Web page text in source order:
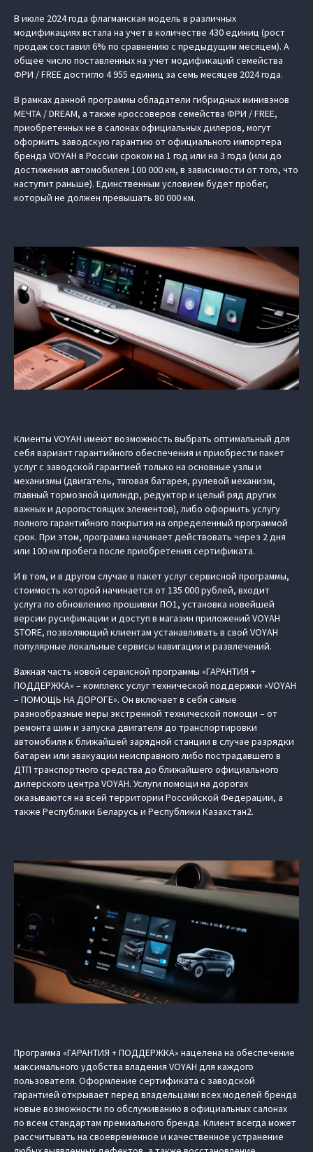
В июле 2024 года флагманская модель в различных
модификациях встала на учет в количестве 430 единиц (рост
продаж составил 6% по сравнению с предыдущим месяцем). А
общее число поставленных на учет модификаций семейства
ФРИ / FREE достигло 4 955 единиц за семь месяцев 2024 года.
В рамках данной программы обладатели гибридных минивэнов
МЕЧТА / DREAM, а также кроссоверов семейства ФРИ / FREE,
приобретенных не в салонах официальных дилеров, могут
оформить заводскую гарантию от официального импортера
бренда VOYAH в России сроком на 1 год или на 3 года (или до
достижения автомобилем 100 000 км, в зависимости от того, что
наступит раньше). Единственным условием будет пробег,
который не должен превышать 80 000 км.
Клиенты VOYAH имеют возможность выбрать оптимальный для
себя вариант гарантийного обеспечения и приобрести пакет
услуг с заводской гарантией только на основные узлы и
механизмы (двигатель, тяговая батарея, рулевой механизм,
главный тормозной цилиндр, редуктор и целый ряд других
важных и дорогостоящих элементов), либо оформить услугу
полного гарантийного покрытия на определенный программой
срок. При этом, программа начинает действовать через 2 дня
или 100 км пробега после приобретения сертификата.
И в том, и в другом случае в пакет услуг сервисной программы,
стоимость которой начинается от 135 000 рублей, входит
услуга по обновлению прошивки ПО1, установка новейшей
версии русификации и доступ в магазин приложений VOYAH
STORE, позволяющий клиентам устанавливать в свой VOYAH
популярные локальные сервисы навигации и развлечений.
Важная часть новой сервисной программы «ГАРАНТИЯ +
ПОДДЕРЖКА» – комплекс услуг технической поддержки «VOYAH
– ПОМОЩЬ НА ДОРОГЕ». Он включает в себя самые
разнообразные меры экстренной технической помощи – от
ремонта шин и запуска двигателя до транспортировки
автомобиля к ближайшей зарядной станции в случае разрядки
батареи или эвакуации неисправного либо пострадавшего в
ДТП транспортного средства до ближайшего официального
дилерского центра VOYAH. Услуги помощи на дорогах
оказываются на всей территории Российской Федерации, а
также Республики Беларусь и Республики Казахстан2.
Программа «ГАРАНТИЯ + ПОДДЕРЖКА» нацелена на обеспечение
максимального удобства владения VOYAH для каждого
пользователя. Оформление сертификата с заводской
гарантией открывает перед владельцами всех моделей бренда
новые возможности по обслуживанию в официальных салонах
по всем стандартам премиального бренда. Клиент всегда может
рассчитывать на своевременное и качественное устранение